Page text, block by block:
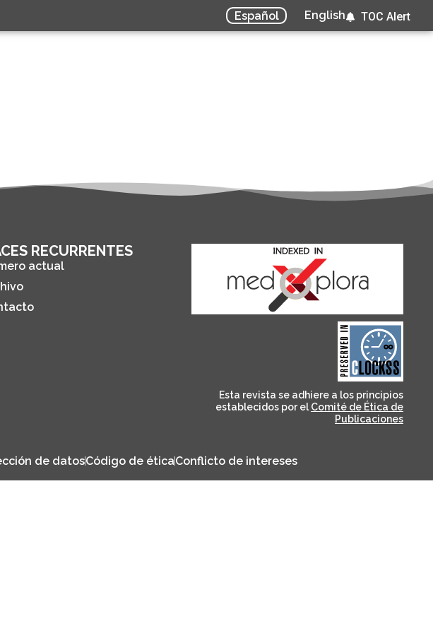
Español English TOC Alert
RECURRENTES
actual
CLOCKSS is a dak archive
that ensures the long-
term survival of web-
based scholary
publications, governed by
and for its stakeholders.
Esta revista se adhiere a los principios
establecidos por el Comité de Ética de
Publicaciones
de datosCódigo de éticaConflicto de intereses